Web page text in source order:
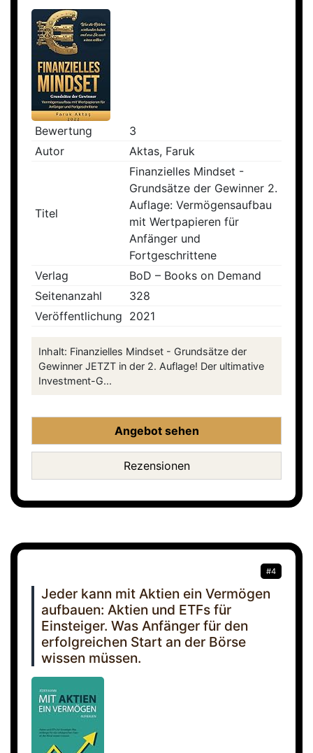
Bewertung
3
Autor
Aktas, Faruk
Titel
Finanzielles Mindset -
Grundsätze der Gewinner 2.
Auflage: Vermögensaufbau
mit Wertpapieren für
Anfänger und
Fortgeschrittene
Verlag
BoD – Books on Demand
Seitenanzahl
328
Veröffentlichung 2021
Inhalt: Finanzielles Mindset - Grundsätze der
Gewinner JETZT in der 2. Auflage! Der ultimative
Investment-G...
Angebot sehen
Rezensionen
#4
Jeder kann mit Aktien ein Vermögen
aufbauen: Aktien und ETFs für
Einsteiger. Was Anfänger für den
erfolgreichen Start an der Börse
wissen müssen.